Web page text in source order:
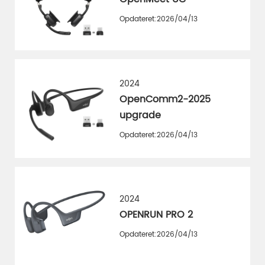
Opdateret:2026/04/13
2024
OpenComm2-2025
upgrade
Opdateret:2026/04/13
2024
OPENRUN PRO 2
Opdateret:2026/04/13